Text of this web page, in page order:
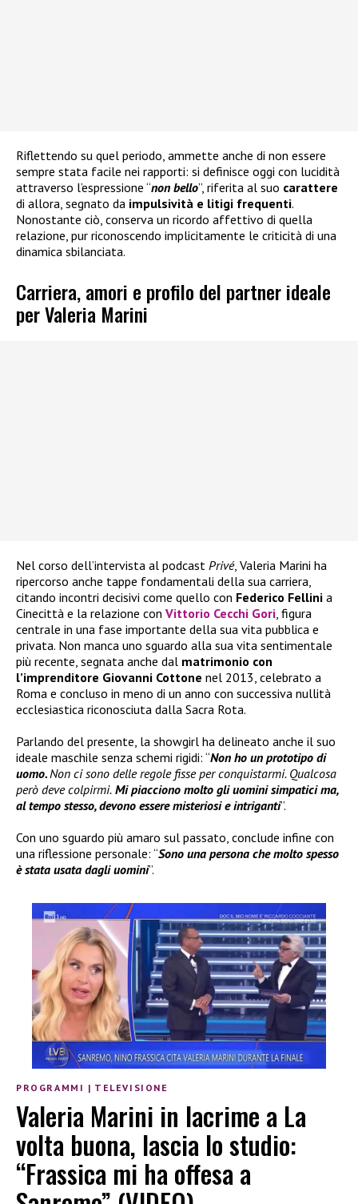
Riflettendo su quel periodo, ammette anche di non essere
sempre stata facile nei rapporti: si definisce oggi con lucidità
attraverso l’espressione “non bello”, riferita al suo carattere
di allora, segnato da impulsività e litigi frequenti.
Nonostante ciò, conserva un ricordo affettivo di quella
relazione, pur riconoscendo implicitamente le criticità di una
dinamica sbilanciata.
Carriera, amori e profilo del partner ideale
per Valeria Marini
Nel corso dell’intervista al podcast Privé, Valeria Marini ha
ripercorso anche tappe fondamentali della sua carriera,
citando incontri decisivi come quello con Federico Fellini a
Cinecittà e la relazione con Vittorio Cecchi Gori, figura
centrale in una fase importante della sua vita pubblica e
privata. Non manca uno sguardo alla sua vita sentimentale
più recente, segnata anche dal matrimonio con
l’imprenditore Giovanni Cottone nel 2013, celebrato a
Roma e concluso in meno di un anno con successiva nullità
ecclesiastica riconosciuta dalla Sacra Rota.
Parlando del presente, la showgirl ha delineato anche il suo
ideale maschile senza schemi rigidi: “Non ho un prototipo di
uomo.Non ci sono delle regole fisse per conquistarmi. Qualcosa
però deve colpirmi. Mi piacciono molto gli uomini simpatici ma,
al tempo stesso, devono essere misteriosi e intriganti”.
Con uno sguardo più amaro sul passato, conclude infine con
una riflessione personale: “Sono una persona che molto spesso
è stata usata dagli uomini”.
PROGRAMMI | TELEVISIONE
Valeria Marini in lacrime a La
volta buona, lascia lo studio:
“Frassica mi ha offesa a